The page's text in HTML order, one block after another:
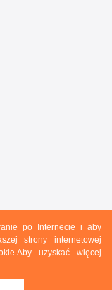
po Internecie i aby
strony internetowej
uzyskać więcej